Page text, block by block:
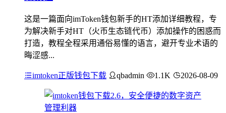
这是一篇面向imToken钱包新手的HT添加详细教程，专
为解决新手对HT（火币生态链代币）添加操作的困惑而
打造，教程全程采用通俗易懂的语言，避开专业术语的
晦涩感...
imtoken正版钱包下载 qbadmin 1.1K 2026-08-09